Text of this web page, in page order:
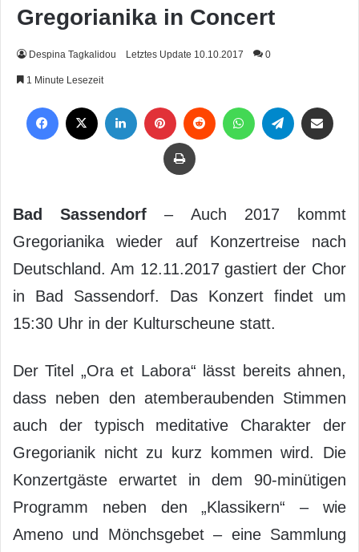
Gregorianika in Concert
Despina Tagkalidou Letztes Update 10.10.2017 0
1 Minute Lesezeit
Drucken
Bad Sassendorf – Auch 2017 kommt
Gregorianika wieder auf Konzertreise nach
Deutschland. Am 12.11.2017 gastiert der Chor
in Bad Sassendorf. Das Konzert findet um
15:30 Uhr in der Kulturscheune statt.
Der Titel „Ora et Labora“ lässt bereits ahnen,
dass neben den atemberaubenden Stimmen
auch der typisch meditative Charakter der
Gregorianik nicht zu kurz kommen wird. Die
Konzertgäste erwartet in dem 90-minütigen
Programm neben den „Klassikern“ – wie
Ameno und Mönchsgebet – eine Sammlung